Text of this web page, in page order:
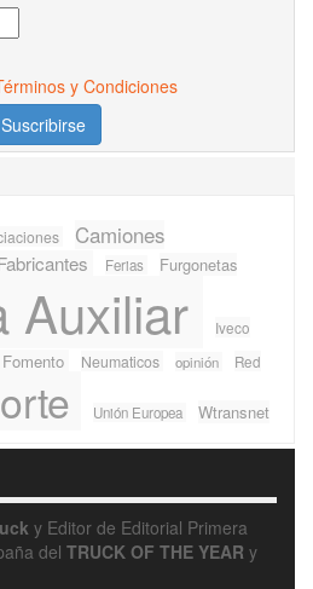
y Condiciones
Camiones
Ferias Furgonetas
Auxiliar
Iveco
Neumaticos opinión Red
Unión Europea Wtransnet
y Editor de Editorial Primera
del TRUCK OF THE YEAR y